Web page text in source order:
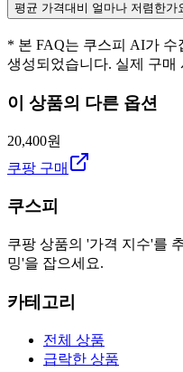
평균 가격대비 얼마나 저렴한가
* 본 FAQ는 쿠스피 AI가
생성되었습니다. 실제 구매
이 상품의 다른 옵션
20,400원
쿠팡 구매
쿠스피
쿠팡 상품의 '가격 지수'를
밍'을 잡으세요.
카테고리
전체 상품
급락한 상품